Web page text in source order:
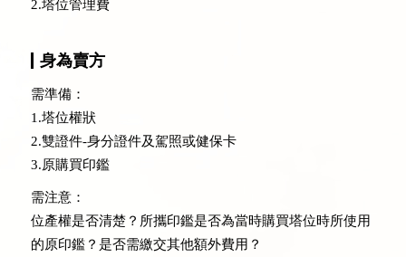
2.塔位管理費
身為賣方
需準備：
1.塔位權狀
2.雙證件-身分證件及駕照或健保卡
3.原購買印鑑
需注意：
位產權是否清楚？所攜印鑑是否為當時購買塔位時所使用
的原印鑑？是否需繳交其他額外費用？